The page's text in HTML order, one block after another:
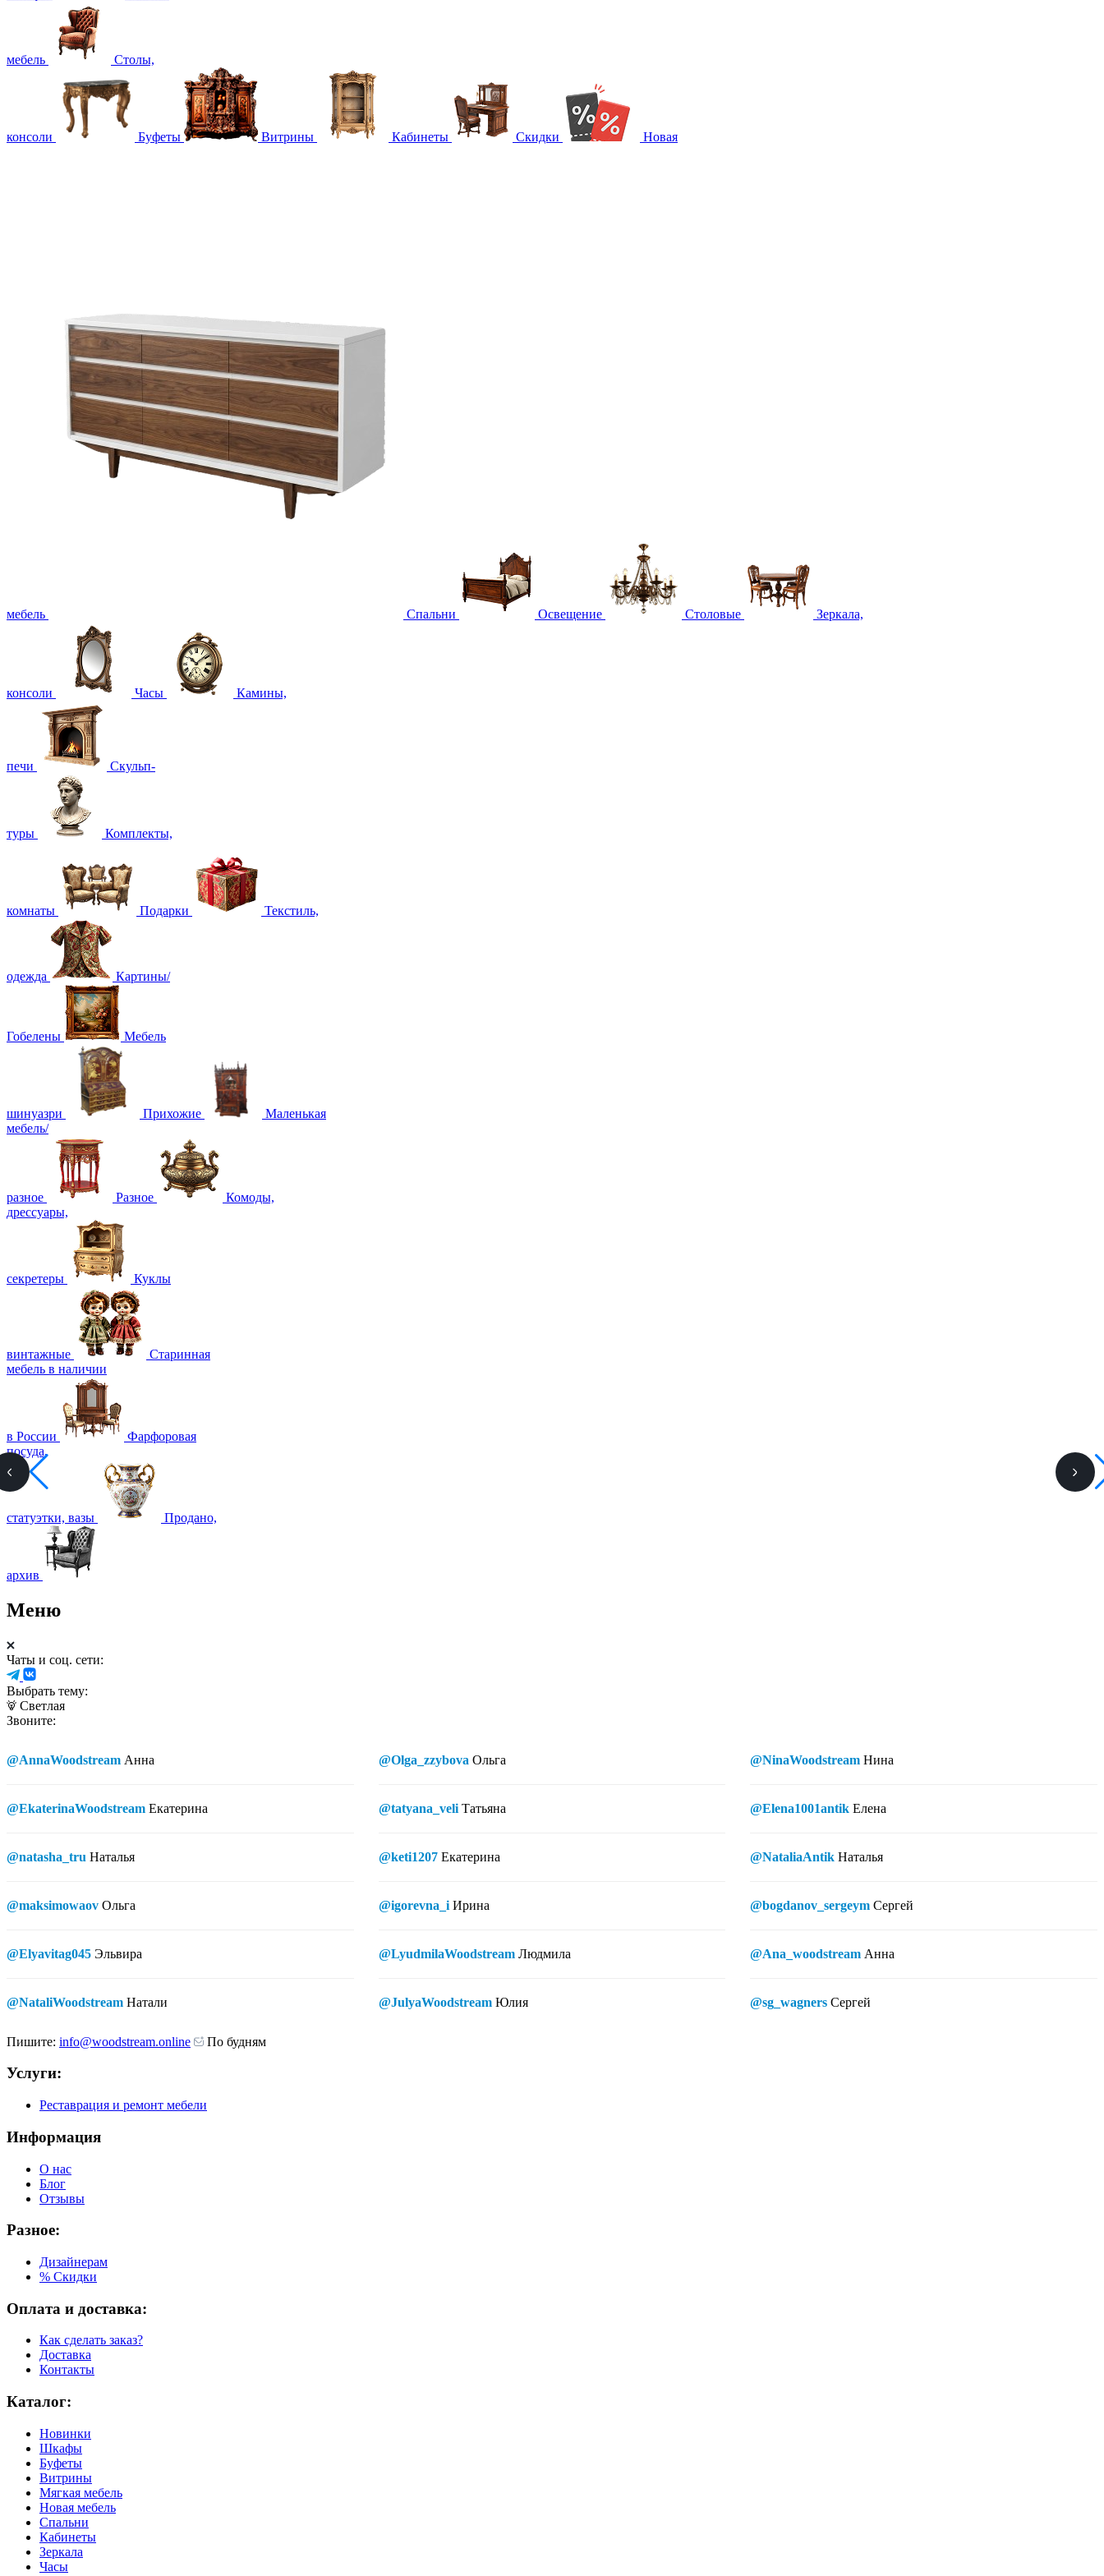
мебель Столы,
консоли Буфеты Витрины Кабинеты Скидки Новая
мебель Спальни Освещение Столовые Зеркала,
консоли Часы Камины,
печи Скульп-
туры Комплекты,
комнаты Подарки Текстиль,
одежда Картины/
Гобелены Мебель
шинуазри Прихожие
Маленькая
мебель/
разное Разное
Комоды,
дрессуары,
секретеры Куклы
винтажные
Старинная
мебель в наличии
в России
Фарфоровая
посуда,
статуэтки, вазы Продано,
архив
Меню
Чаты и соц. сети:
Выбрать тему:
Светлая
Звоните:
@AnnaWoodstream Анна
@EkaterinaWoodstream Екатерина
@natasha_tru Наталья
@maksimowaov Ольга
@Elyavitag045 Эльвира
@NataliWoodstream Натали
@Olga_zzybova Ольга
@tatyana_veli Татьяна
@keti1207 Екатерина
@igorevna_i Ирина
@LyudmilaWoodstream Людмила
@JulyaWoodstream Юлия
@NinaWoodstream Нина
@Elena1001antik Елена
@NataliaAntik Наталья
@bogdanov_sergeym Сергей
@Ana_woodstream Анна
@sg_wagners Сергей
Пишите: info@woodstream.online По будням
Услуги:
Реставрация и ремонт мебели
Информация
О нас
Блог
Отзывы
Разное:
Дизайнерам
% Скидки
Оплата и доставка:
Как сделать заказ?
Доставка
Контакты
Каталог:
Новинки
Шкафы
Буфеты
Витрины
Мягкая мебель
Новая мебель
Спальни
Кабинеты
Зеркала
Часы